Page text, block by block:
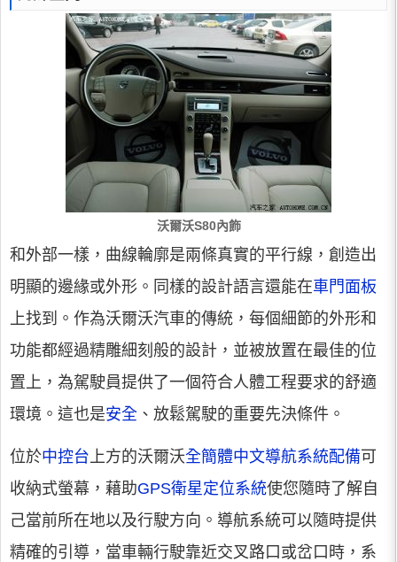
沃爾沃S80內飾
和外部一樣，曲線輪廓是兩條真實的平行線，創造出
明顯的邊緣或外形。同樣的設計語言還能在車門面板
上找到。作為沃爾沃汽車的傳統，每個細節的外形和
功能都經過精雕細刻般的設計，並被放置在最佳的位
置上，為駕駛員提供了一個符合人體工程要求的舒適
環境。這也是安全 、放鬆駕駛的重要先決條件。
位於中控台上方的沃爾沃全簡體中文導航系統配備可
收納式螢幕，藉助GPS衛星定位系統使您隨時了解自
己當前所在地以及行駛方向。導航系統可以隨時提供
精確的引導，當車輛行駛靠近交叉路口或岔口時，系